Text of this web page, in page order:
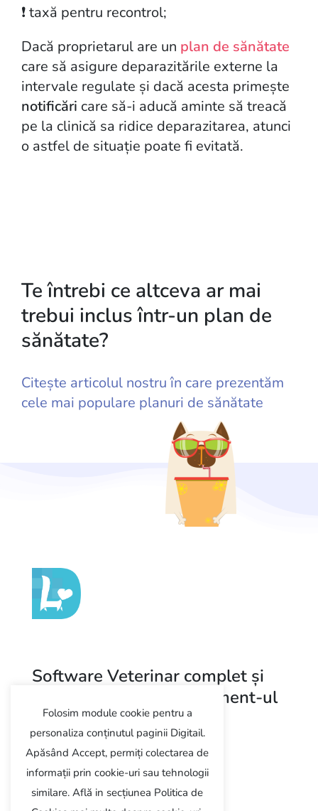
❗️ taxă pentru recontrol;
Dacă proprietarul are un plan de sănătate
care să asigure deparazitările externe la
intervale regulate și dacă acesta primește
notificări care să-i aducă aminte să treacă
pe la clinică sa ridice deparazitarea, atunci
o astfel de situație poate fi evitată.
Te întrebi ce altceva ar mai
trebui inclus într-un plan de
sănătate?
Citește articolul nostru în care prezentăm
cele mai populare planuri de sănătate
Software Veterinar complet și
modern pentru management-ul
clinicii
Programează demo
Folosim module cookie pentru a
personaliza conținutul paginii Digitail.
Apăsând Accept, permiți colectarea de
informații prin cookie-uri sau tehnologii
similare. Află in secțiunea Politica de